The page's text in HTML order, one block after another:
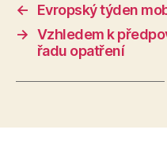
←
Evropský týden
→ Vzhledem k
řadu opatření